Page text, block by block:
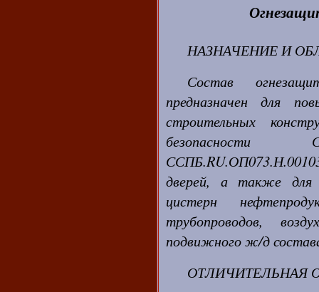
НАЗНАЧЕНИЕ И
Состав
предназначен для
строительных
безопасности
дверей, а также
цистерн
трубопроводов,
подвижного ж/д
ОТЛИЧИТЕЛЬНАЯ